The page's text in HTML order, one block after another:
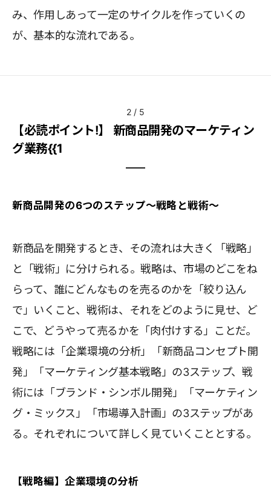
み、作用しあって一定のサイクルを作っていくの
が、基本的な流れである。
2 / 5
【必読ポイント!】 新商品開発のマーケティン
グ業務{{1
新商品開発の6つのステップ～戦略と戦術～
新商品を開発するとき、その流れは大きく「戦略」
と「戦術」に分けられる。戦略は、市場のどこをね
らって、誰にどんなものを売るのかを「絞り込ん
で」いくこと、戦術は、それをどのように見せ、ど
こで、どうやって売るかを「肉付けする」ことだ。
戦略には「企業環境の分析」「新商品コンセプト開
発」「マーケティング基本戦略」の3ステップ、戦
術には「ブランド・シンボル開発」「マーケティン
グ・ミックス」「市場導入計画」の3ステップがあ
る。それぞれについて詳しく見ていくこととする。
【戦略編】企業環境の分析